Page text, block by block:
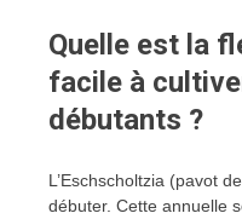
Quelle est la
facile à
débutants ?
L’Eschscholtzia (pavot
débuter. Cette annuelle